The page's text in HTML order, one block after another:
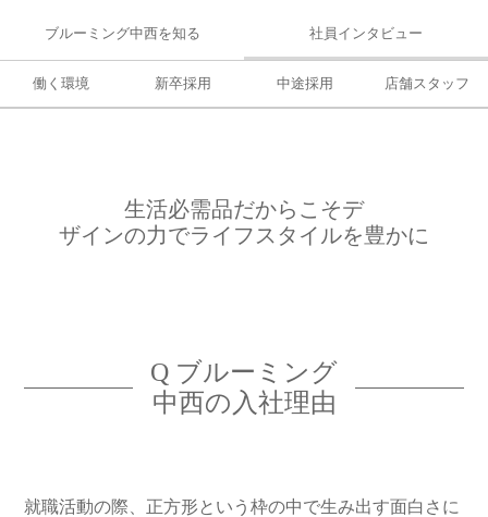
ブルーミング中西を知る 社員インタビュー
働く環境 新卒採用 中途採用 店舗スタッフ
生活必需品だからこそデ
ザインの力でライフスタイルを豊かに
Q ブルーミング
中西の入社理由
就職活動の際、正方形という枠の中で生み出す面白さに